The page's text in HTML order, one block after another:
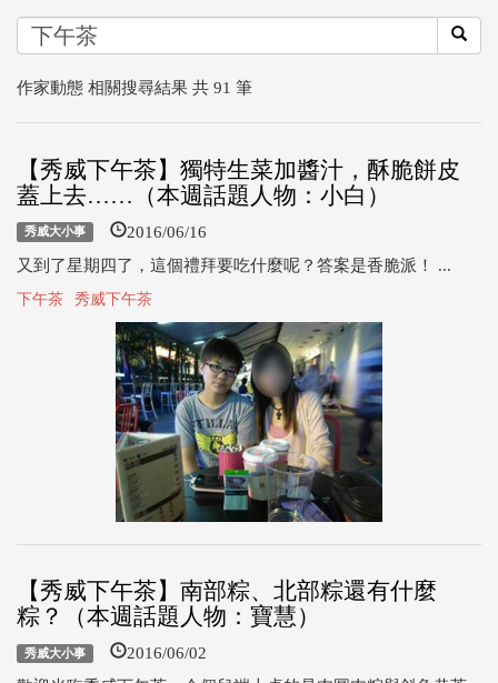
作家動態 相關搜尋結果 共 91 筆
【秀威下午茶】獨特生菜加醬汁，酥脆餅皮
蓋上去……（本週話題人物：小白）
秀威大小事 2016/06/16
又到了星期四了，這個禮拜要吃什麼呢？答案是香脆派！ ...
下午茶 秀威下午茶
【秀威下午茶】南部粽、北部粽還有什麼
粽？（本週話題人物：寶慧）
秀威大小事 2016/06/02